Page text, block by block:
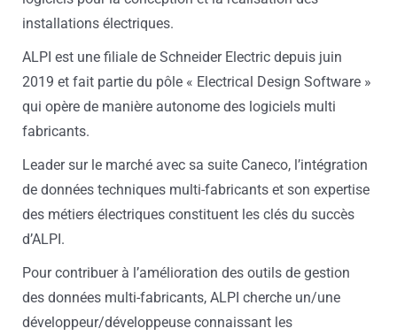
installations électriques.
ALPI est une filiale de Schneider Electric depuis juin
2019 et fait partie du pôle « Electrical Design Software »
qui opère de manière autonome des logiciels multi
fabricants.
Leader sur le marché avec sa suite Caneco, l’intégration
de données techniques multi-fabricants et son expertise
des métiers électriques constituent les clés du succès
d’ALPI.
Pour contribuer à l’amélioration des outils de gestion
des données multi-fabricants, ALPI cherche un/une
développeur/développeuse connaissant les